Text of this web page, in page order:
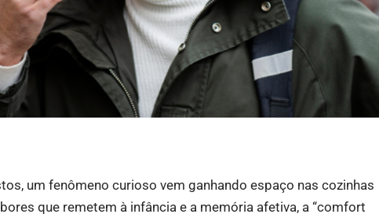
um fenômeno curioso vem ganhando espaço nas cozinhas
que remetem à infância e a memória afetiva, a “comfort